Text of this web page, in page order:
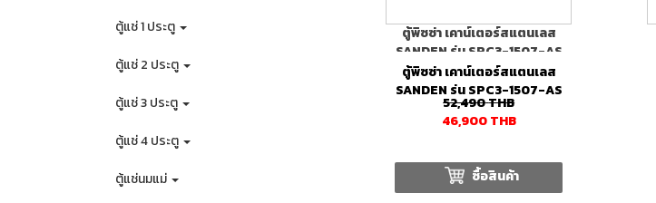
ตู้แช่ 1 ประตู
ตู้แช่ 2 ประตู
ตู้แช่ 3 ประตู
ตู้แช่ 4 ประตู
ตู้แช่นมแม่
ตู้พิซซ่า เคาน์เตอร์สแตนเลส
SANDEN รุ่น SPC3-1507-AS
ตู้พิซซ่า เคาน์เตอร์สแตนเลส
SANDEN รุ่น SPC3-1507-AS
52,490THB
46,900THB
ซื้อสินค้า